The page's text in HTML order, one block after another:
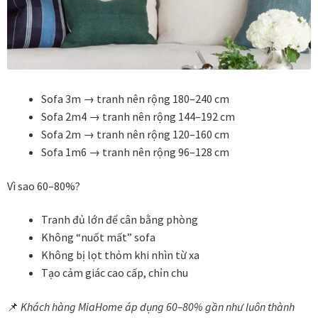
Đóng khung tranh canvas – tranh sơn dầu
Đóng khung tranh đính đá
Đóng khung tranh kính cho tranh ảnh, giấy mỹ thuật,
poster, bản vẽ tay
Giỏ hàng
Giới Thiệu Mia Home
Sofa 3m → tranh nên rộng 180–240 cm
Sofa 2m4 → tranh nên rộng 144–192 cm
Sofa 2m → tranh nên rộng 120–160 cm
Sofa 1m6 → tranh nên rộng 96–128 cm
Vì sao 60–80%?
Tranh đủ lớn để cân bằng phòng
Không “nuốt mất” sofa
Không bị lọt thỏm khi nhìn từ xa
Tạo cảm giác cao cấp, chỉn chu
📌 Khách hàng MiaHome áp dụng 60–80% gần như luôn thành